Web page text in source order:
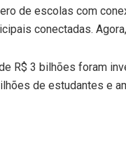
de escolas com
conectadas.
R$ 3 bilhões foram
de estudantes e